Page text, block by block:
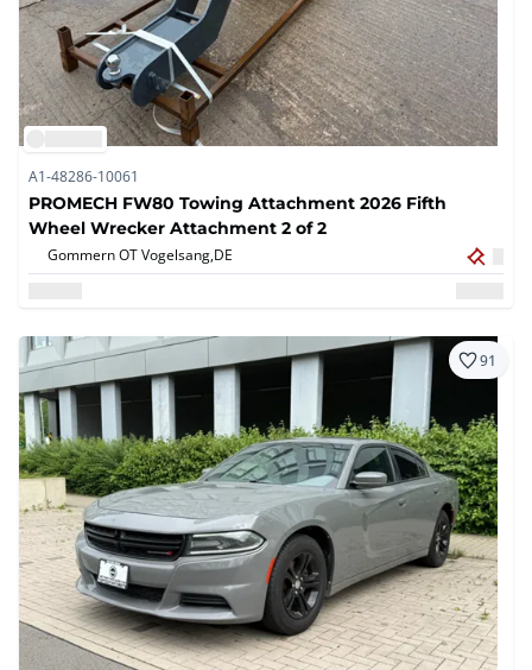
A1-48286-10061
PROMECH FW80 Towing Attachment 2026 Fifth
Wheel Wrecker Attachment 2 of 2
Gommern OT Vogelsang,DE
91